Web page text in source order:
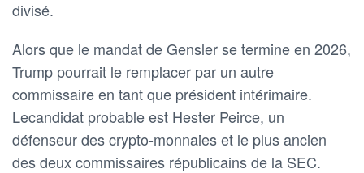
divisé.
Alors que le mandat de Gensler se termine en 2026,
Trump pourrait le remplacer par un autre
commissaire en tant que président intérimaire.
Lecandidat probable est Hester Peirce, un
défenseur des crypto-monnaies et le plus ancien
des deux commissaires républicains de la SEC.